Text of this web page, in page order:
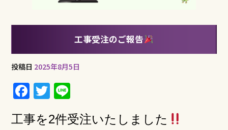
工事受注のご報告
投稿日 2025年8月5日
F
a
c
T
w
it
n
e
工事を2件受注いたしました